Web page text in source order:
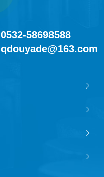
0532-58698588
qdouyade@163.com